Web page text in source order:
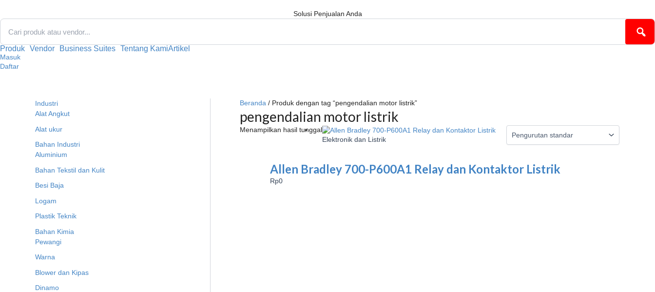
konten
Solusi Penjualan Anda
Produk Vendor Business Suites Tentang KamiArtikel
Masuk
Daftar
Industri
Alat Angkut
Alat ukur
Bahan Industri
Aluminium
Bahan Tekstil dan Kulit
Besi Baja
Logam
Plastik Teknik
Bahan Kimia
Pewangi
Warna
Blower dan Kipas
Dinamo
Beranda / Produk dengan tag “pengendalian motor listrik”
pengendalian motor listrik
Menampilkan hasil tunggal
Elektronik dan Listrik
Allen Bradley 700-P600A1 Relay dan Kontaktor Listrik
Rp0